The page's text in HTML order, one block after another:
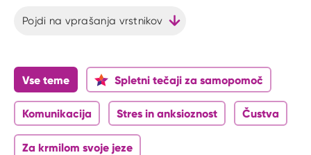
Pojdi na vprašanja vrstnikov
Vse teme Spletni tečaji za samopomoč
Komunikacija Stres in anksioznost Čustva
Za krmilom svoje jeze